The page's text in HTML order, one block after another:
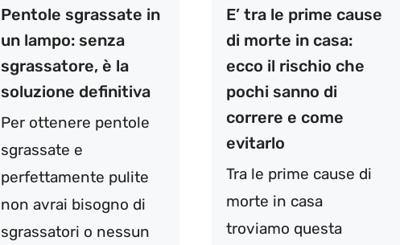
Pentole sgrassate in
un lampo: senza
sgrassatore, è la
soluzione definitiva
Per ottenere pentole
sgrassate e
perfettamente pulite
non avrai bisogno di
sgrassatori o nessun
E’ tra le prime cause
di morte in casa:
ecco il rischio che
pochi sanno di
correre e come
evitarlo
Tra le prime cause di
morte in casa
troviamo questa